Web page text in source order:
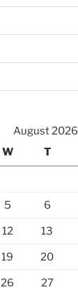
August 2026
W T
5 6
12 13
19 20
26 27